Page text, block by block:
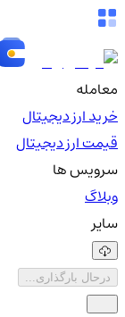
معامله
خرید ارز دیجیتال
قیمت ارز دیجیتال
سرویس ها
وبلاگ
سایر
درحال بارگذاری...